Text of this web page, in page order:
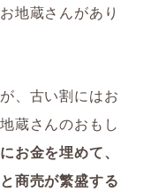
地蔵さんがあり
、古い割にはお
蔵さんのおもし
お金を埋めて、
商売が繁盛する